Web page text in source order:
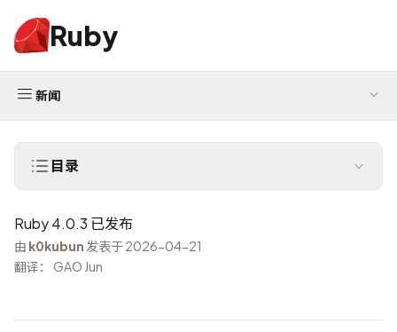
Ruby
新闻
目录
Ruby 4.0.3 已发布
由 k0kubun 发表于 2026-04-21
翻译： GAO Jun